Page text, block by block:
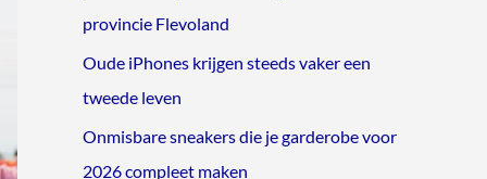
provincie Flevoland
Oude iPhones krijgen steeds vaker een
tweede leven
Onmisbare sneakers die je garderobe voor
2026 compleet maken